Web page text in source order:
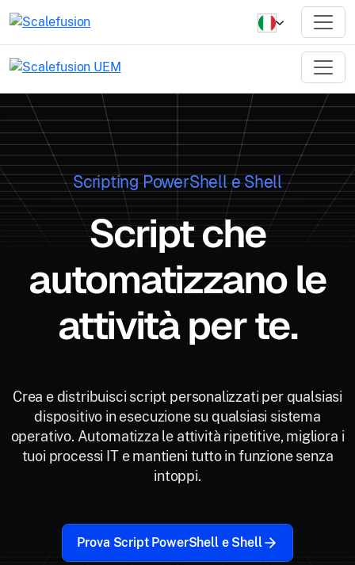
Scripting PowerShell e Shell
Script che
automatizzano le
attività per te.
Crea e distribuisci script personalizzati per qualsiasi
dispositivo in esecuzione su qualsiasi sistema
operativo. Automatizza le attività ripetitive, migliora i
tuoi processi IT e mantieni tutto in funzione senza
intoppi.
Prova Script PowerShell e Shell